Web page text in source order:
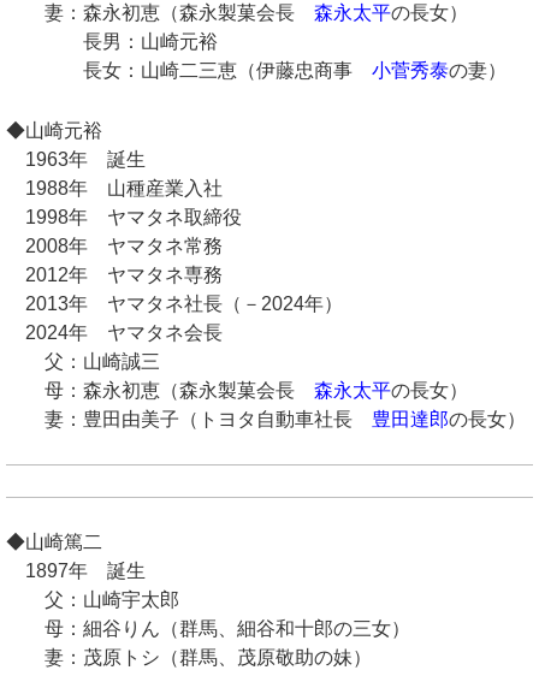
妻：森永初恵（森永製菓会長 森永太平の長女）
長男：山崎元裕
長女：山崎二三恵（伊藤忠商事 小菅秀泰の妻）
◆山崎元裕
1963年 誕生
1988年 山種産業入社
1998年 ヤマタネ取締役
2008年 ヤマタネ常務
2012年 ヤマタネ専務
2013年 ヤマタネ社長（－2024年）
2024年 ヤマタネ会長
父：山崎誠三
母：森永初恵（森永製菓会長 森永太平の長女）
妻：豊田由美子（トヨタ自動車社長 豊田達郎の長女）
◆山崎篤二
1897年 誕生
父：山崎宇太郎
母：細谷りん（群馬、細谷和十郎の三女）
妻：茂原トシ（群馬、茂原敬助の妹）